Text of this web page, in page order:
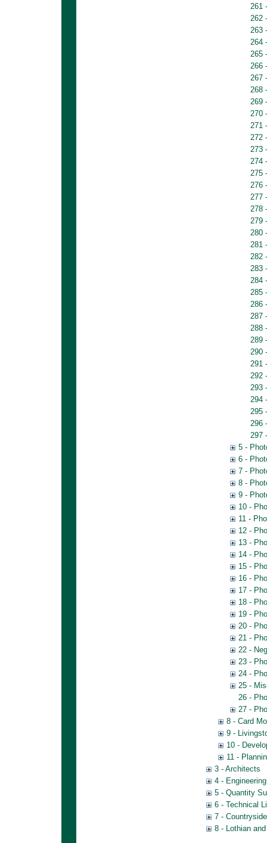
261
262
263
264
265
266
267
268
269
270
271
272
273
274
275
276
277
278
279
280
281
282
283
284
285
286
287
288
289
290
291
292
293
294
295
296
297
5 -
6 -
7 -
8 -
9 -
10 -
11 -
12 -
13 -
14 -
15 -
16 -
17 -
18 -
19 -
20 -
21 -
22 -
23 -
24 -
25 -
26 -
27 -
8 - Card
9 -
10 -
11 -
3 - Architects
4 - Engineering
5 - Quantity
6 - Technical
7 -
8 - Lothian